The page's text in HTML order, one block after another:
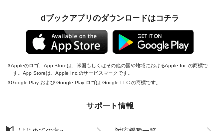
dブックアプリのダウンロードはコチラ
Appleのロゴ、App Storeは、米国もしくはその他の国や地域におけるApple Inc.の商標で
す。App Storeは、Apple Inc.のサービスマークです。
Google Play および Google Play ロゴは Google LLC の商標です。
サポート情報